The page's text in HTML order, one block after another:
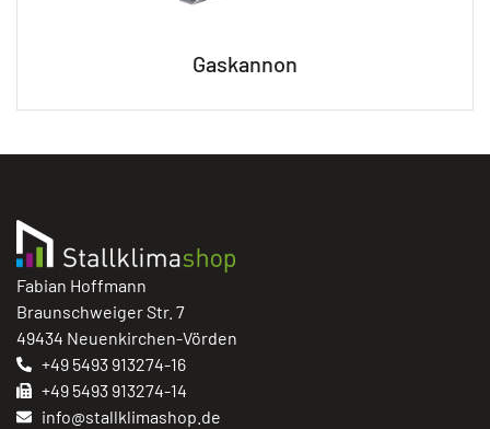
Gaskannon
Fabian Hoffmann
Braunschweiger Str. 7
49434 Neuenkirchen-Vörden
+49 5493 913274-16
+49 5493 913274-14
info@stallklimashop.de